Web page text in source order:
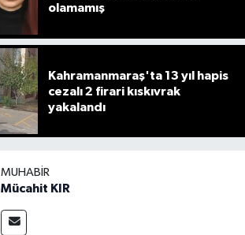
olamamış
Kahramanmaraş'ta 13 yıl hapis
cezalı 2 firari kıskıvrak
yakalandı
MUHABIR
Mücahit KIR